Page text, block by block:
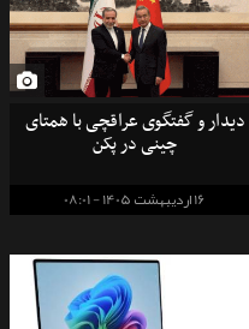
دیدار و گفتگوی عراقچی با همتای
چینی در پکن
16 اردیبهشت 1405 - 08:01